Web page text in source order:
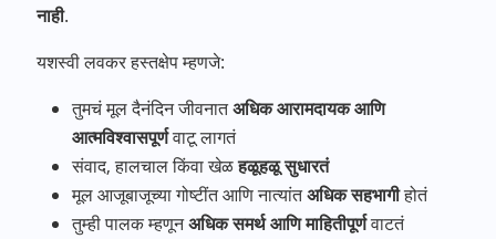
नाही.
यशस्वी लवकर हस्तक्षेप म्हणजे:
तुमचं मूल दैनंदिन जीवनातअधिक आरामदायक आणि
आत्मविश्वासपूर्णवाटू लागतं
संवाद, हालचाल किंवा खेळहळूहळू सुधारतं
मूल आजूबाजूच्या गोष्टींत आणि नात्यांतअधिक सहभागीहोतं
तुम्ही पालक म्हणूनअधिक समर्थ आणि माहितीपूर्णवाटतं